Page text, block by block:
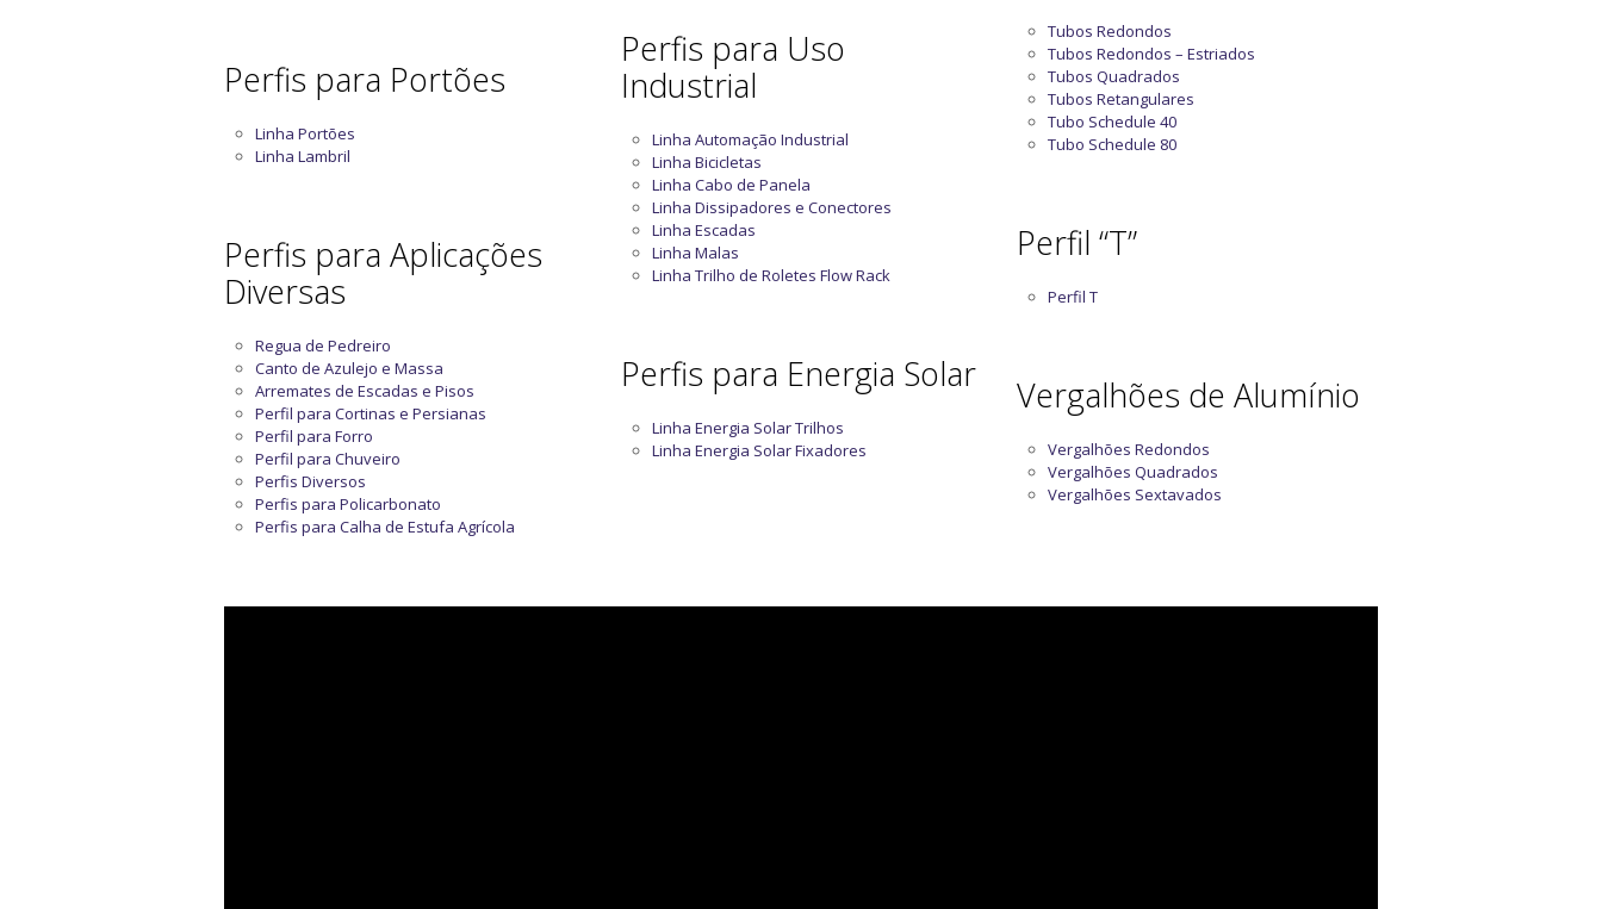
Perfis para Portões
Linha Portões
Linha Lambril
Perfis para Aplicações
Diversas
Regua de Pedreiro
Canto de Azulejo e Massa
Arremates de Escadas e Pisos
Perfil para Cortinas e Persianas
Perfil para Forro
Perfil para Chuveiro
Perfis Diversos
Perfis para Policarbonato
Perfis para Calha de Estufa Agrícola
Perfis para Uso
Industrial
Linha Automação Industrial
Linha Bicicletas
Linha Cabo de Panela
Linha Dissipadores e Conectores
Linha Escadas
Linha Malas
Linha Trilho de Roletes Flow Rack
Perfis para Energia Solar
Linha Energia Solar Trilhos
Linha Energia Solar Fixadores
Tubos Redondos
Tubos Redondos – Estriados
Tubos Quadrados
Tubos Retangulares
Tubo Schedule 40
Tubo Schedule 80
Perfil “T”
Perfil T
Vergalhões de Alumínio
Vergalhões Redondos
Vergalhões Quadrados
Vergalhões Sextavados